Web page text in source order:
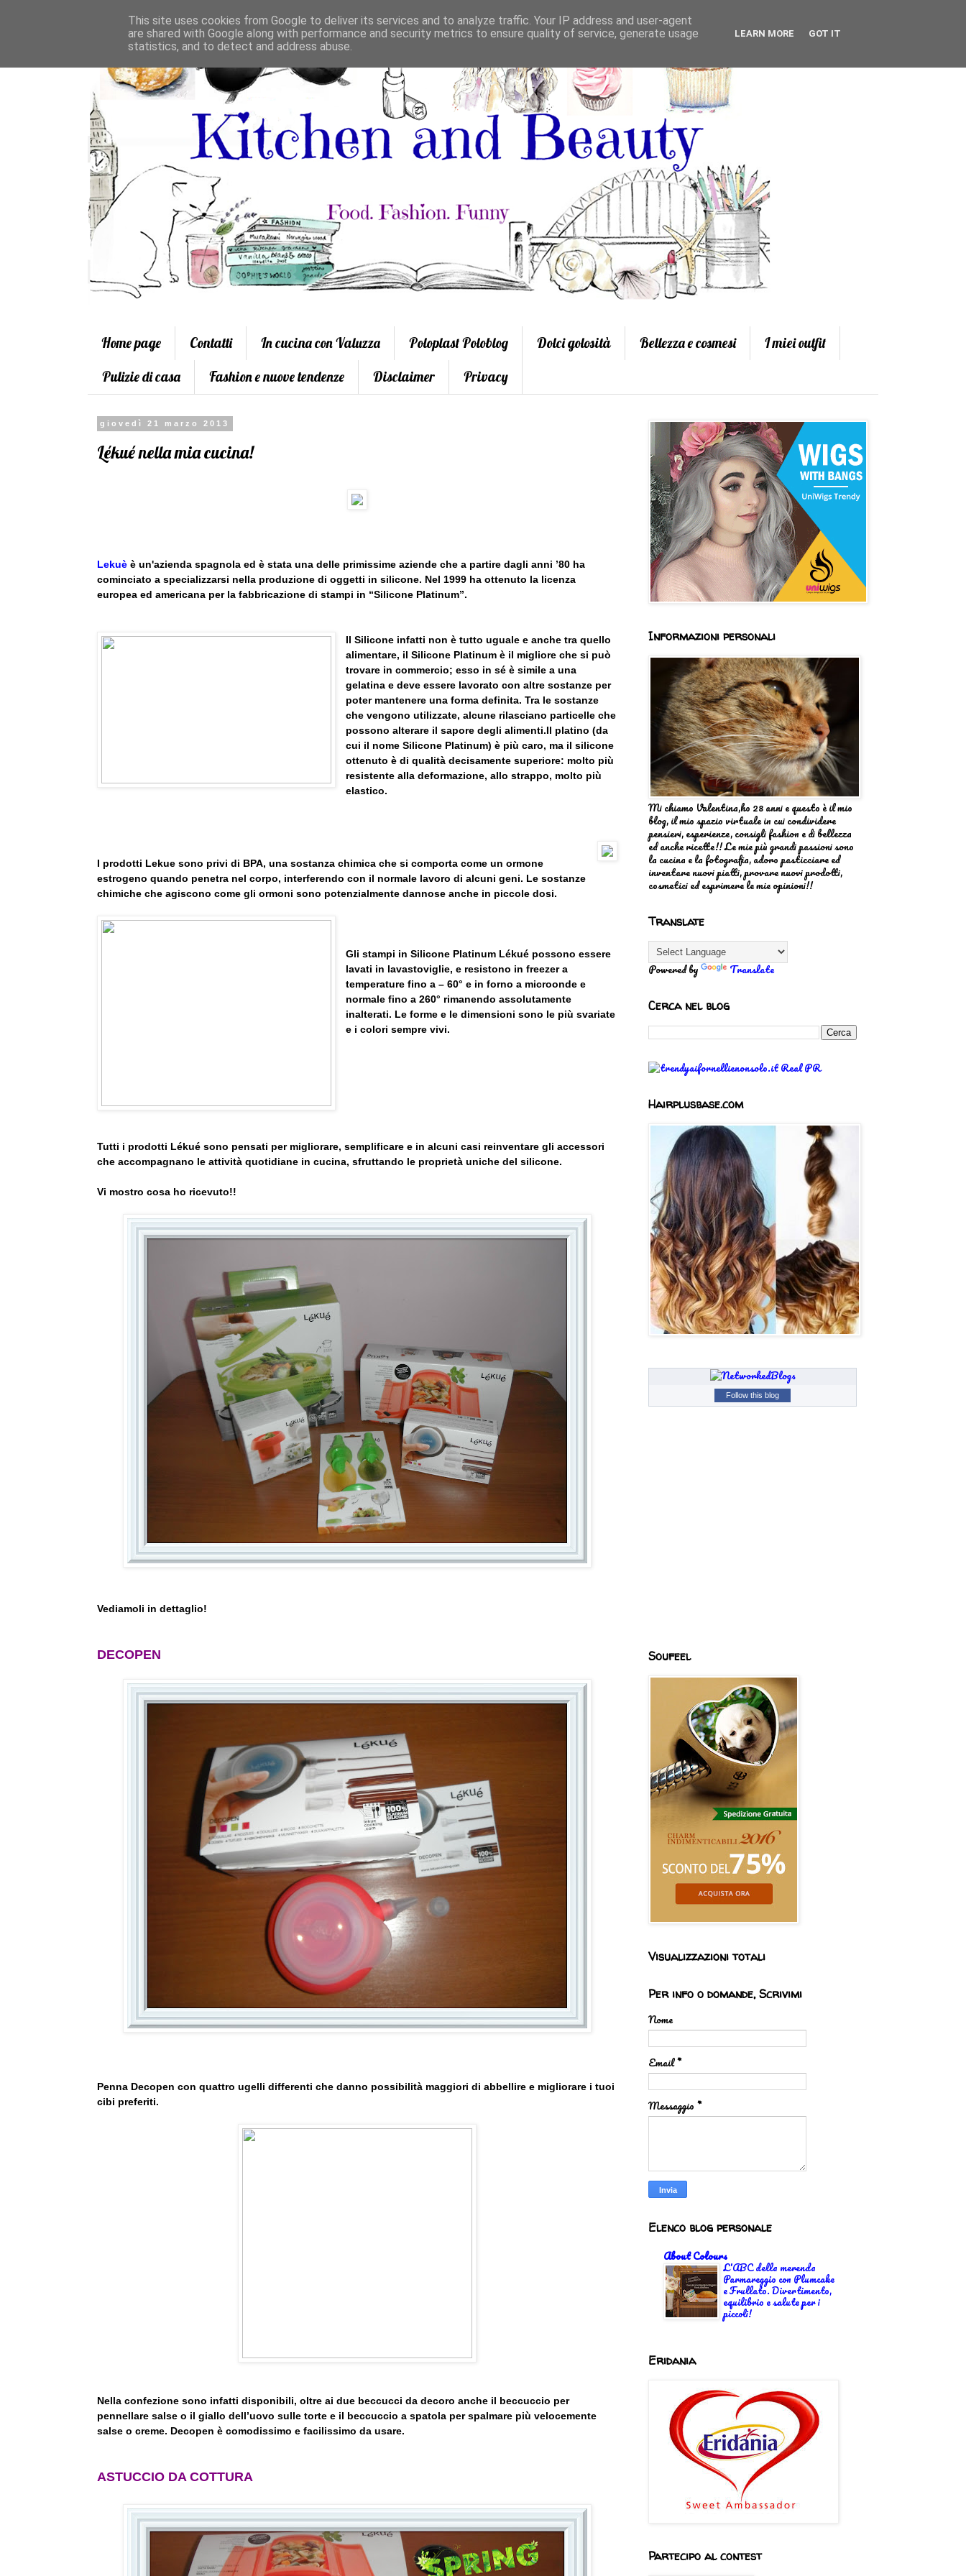
Home page Contatti In cucina con Valuzza Poloplast Poloblog Dolci golosità Bellezza e cosmesi
I miei outfit
Pulizie di casa
Fashion e nuove tendenze Disclaimer Privacy
giovedì 21 marzo 2013
Lékué nella mia cucina!
Lekuè è un'azienda spagnola ed è stata una delle primissime aziende che a partire dagli anni ’80 ha
cominciato a specializzarsi nella produzione di oggetti in silicone. Nel 1999 ha ottenuto la licenza
europea ed americana per la fabbricazione di stampi in “Silicone Platinum”.
Il Silicone infatti non è tutto uguale e anche tra quello
alimentare, il Silicone Platinum è il migliore che si può
trovare in commercio; esso in sé è simile a una
gelatina e deve essere lavorato con altre sostanze per
poter mantenere una forma definita. Tra le sostanze
che vengono utilizzate, alcune rilasciano particelle che
possono alterare il sapore degli alimenti.Il platino (da
cui il nome Silicone Platinum) è più caro, ma il silicone
ottenuto è di qualità decisamente superiore: molto più
resistente alla deformazione, allo strappo, molto più
elastico.
I prodotti Lekue sono privi di BPA, una sostanza chimica che si comporta come un ormone
estrogeno quando penetra nel corpo, interferendo con il normale lavoro di alcuni geni. Le sostanze
chimiche che agiscono come gli ormoni sono potenzialmente dannose anche in piccole dosi.
Gli stampi in Silicone Platinum Lékué possono essere
lavati in lavastoviglie, e resistono in freezer a
temperature fino a – 60° e in forno a microonde e
normale fino a 260° rimanendo assolutamente
inalterati. Le forme e le dimensioni sono le più svariate
e i colori sempre vivi.
Tutti i prodotti Lékué sono pensati per migliorare, semplificare e in alcuni casi reinventare gli accessori
che accompagnano le attività quotidiane in cucina, sfruttando le proprietà uniche del silicone.
Vi mostro cosa ho ricevuto!!
Vediamoli in dettaglio!
DECOPEN
Penna Decopen con quattro ugelli differenti che danno possibilità maggiori di abbellire e migliorare i tuoi
cibi preferiti.
Nella confezione sono infatti disponibili, oltre ai due beccucci da decoro anche il beccuccio per
pennellare salse o il giallo dell’uovo sulle torte e il beccuccio a spatola per spalmare più velocemente
salse o creme. Decopen è comodissimo e facilissimo da usare.
ASTUCCIO DA COTTURA
Informazioni personali
Mi chiamo Valentina,ho 28 anni e questo è il mio
blog, il mio spazio virtuale in cui condividere
pensieri, esperienze, consigli fashion e di bellezza
ed anche ricette!! Le mie più grandi passioni sono
la cucina e la fotografia, adoro pasticciare ed
inventare nuovi piatti, provare nuovi prodotti,
cosmetici ed esprimere le mie opinioni!!
Translate
Powered by Translate
Cerca nel blog
Hairplusbase.com
Follow this blog
Soufeel
Visualizzazioni totali
Per info o domande, Scrivimi
Nome
Email*
Messaggio *
Elenco blog personale
About Colours
L'ABC della merenda
Parmareggio con Plumcake
e Frullato. Divertimento,
equilibrio e salute per i
piccoli!
Eridania
Partecipo al contest
This site uses cookies from Google to deliver its services and to analyze traffic. Your IP address and user-agent
are shared with Google along with performance and security metrics to ensure quality of service, generate usage
statistics, and to detect and address abuse.
LEARN MORE GOT IT